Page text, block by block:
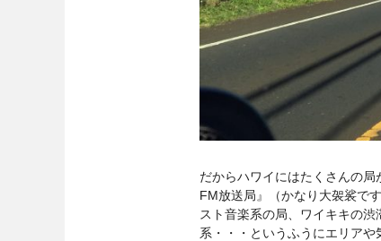
だからハワイにはたくさんの
FM放送局』（かなり大袈裟で
スト音楽系の局、ワイキキの
系・・・というふうにエリアや